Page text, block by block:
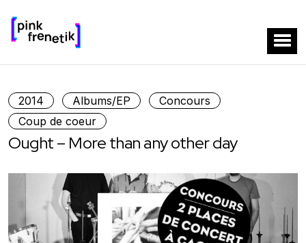
2014 Albums/EP
Concours
Coup de coeur
Ought – More than any other day